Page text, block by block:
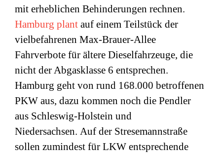
mit erheblichen Behinderungen rechnen.
Hamburg plant auf einem Teilstück der
vielbefahrenen Max-Brauer-Allee
Fahrverbote für ältere Dieselfahrzeuge, die
nicht der Abgasklasse 6 entsprechen.
Hamburg geht von rund 168.000 betroffenen
PKW aus, dazu kommen noch die Pendler
aus Schleswig-Holstein und
Niedersachsen. Auf der Stresemannstraße
sollen zumindest für LKW entsprechende